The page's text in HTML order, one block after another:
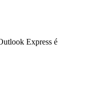
Express é